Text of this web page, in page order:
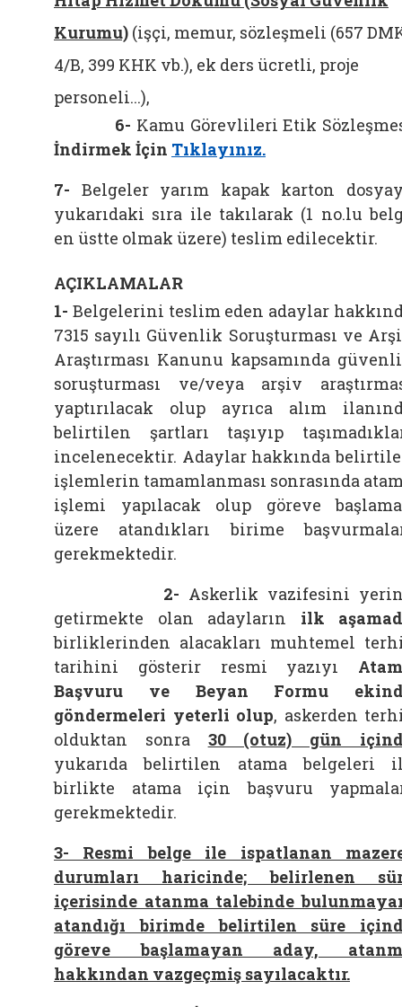
Kurumu) (işçi, memur, sözleşmeli (657
4/B, 399 KHK vb.), ek ders ücretli, proje
personeli...),
6- Kamu Görevlileri Etik
İndirmek İçin Tıklayınız.
7- Belgeler yarım kapak karton
yukarıdaki sıra ile takılarak (1 no.lu
en üstte olmak üzere) teslim edilecektir.
AÇIKLAMALAR
1- Belgelerini teslim eden adaylar
7315 sayılı Güvenlik Soruşturması ve
Araştırması Kanunu kapsamında
soruşturması ve/veya arşiv
yaptırılacak olup ayrıca alım
belirtilen şartları taşıyıp
incelenecektir. Adaylar hakkında
işlemlerin tamamlanması sonrasında
işlemi yapılacak olup göreve
üzere atandıkları birime
gerekmektedir.
2- Askerlik vazifesini
getirmekte olan adayların ilk
birliklerinden alacakları muhtemel
tarihini gösterir resmi yazıyı
Başvuru ve Beyan Formu
göndermeleri yeterli olup, askerden
olduktan sonra 30 (otuz) gün
yukarıda belirtilen atama belgeleri
birlikte atama için başvuru
gerekmektedir.
3- Resmi belge ile ispatlanan
durumları haricinde; belirlenen
içerisinde atanma talebinde
atandığı birimde belirtilen süre
göreve başlamayan aday,
hakkından vazgeçmiş sayılacaktır.